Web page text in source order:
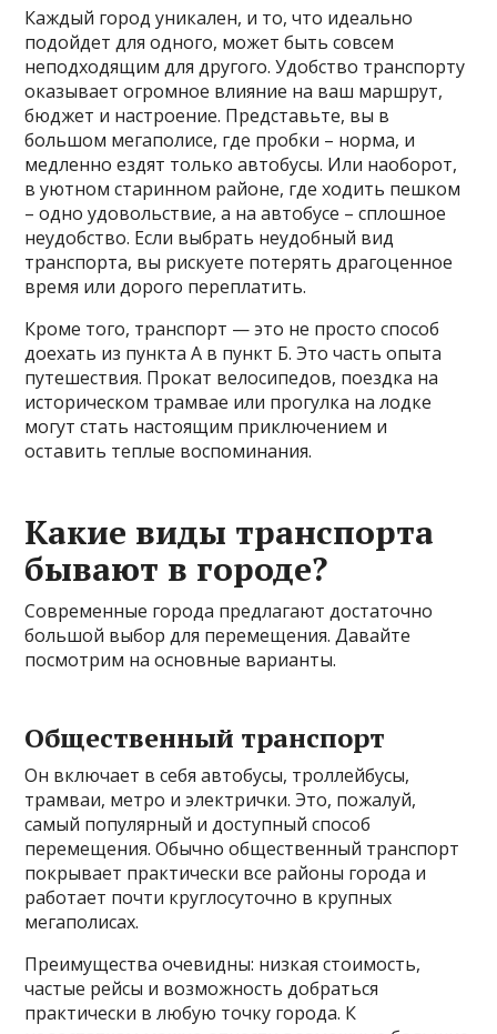
Каждый город уникален, и то, что идеально
подойдет для одного, может быть совсем
неподходящим для другого. Удобство транспорту
оказывает огромное влияние на ваш маршрут,
бюджет и настроение. Представьте, вы в
большом мегаполисе, где пробки – норма, и
медленно ездят только автобусы. Или наоборот,
в уютном старинном районе, где ходить пешком
– одно удовольствие, а на автобусе – сплошное
неудобство. Если выбрать неудобный вид
транспорта, вы рискуете потерять драгоценное
время или дорого переплатить.
Кроме того, транспорт — это не просто способ
доехать из пункта А в пункт Б. Это часть опыта
путешествия. Прокат велосипедов, поездка на
историческом трамвае или прогулка на лодке
могут стать настоящим приключением и
оставить теплые воспоминания.
Какие виды транспорта
бывают в городе?
Современные города предлагают достаточно
большой выбор для перемещения. Давайте
посмотрим на основные варианты.
Общественный транспорт
Он включает в себя автобусы, троллейбусы,
трамваи, метро и электрички. Это, пожалуй,
самый популярный и доступный способ
перемещения. Обычно общественный транспорт
покрывает практически все районы города и
работает почти круглосуточно в крупных
мегаполисах.
Преимущества очевидны: низкая стоимость,
частые рейсы и возможность добраться
практически в любую точку города. К